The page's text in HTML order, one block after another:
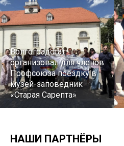
Волгоградстат
организовал для членов
Профсоюза поездку в
музей-заповедник
«Старая Сарепта»
НАШИ ПАРТНЁРЫ